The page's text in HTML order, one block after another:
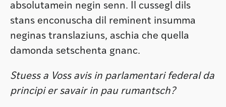
absolutamein negin senn. Il cussegl dils
stans enconuscha dil reminent insumma
neginas translaziuns, aschia che quella
damonda setschenta gnanc.
Stuess a Voss avis in parlamentari federal da
principi er savair in pau rumantsch?